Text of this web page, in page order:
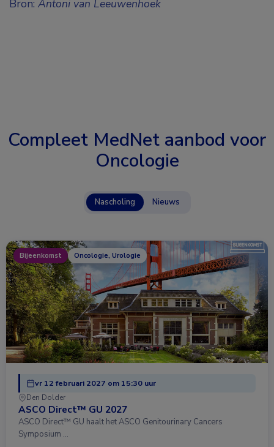
Bron: Antoni van Leeuwenhoek
Compleet MedNet aanbod voor
Oncologie
Nascholing Nieuws
Bijeenkomst Oncologie, Urologie
vr 12 februari 2027 om 15:30 uur
Den Dolder
ASCO Direct™ GU 2027
ASCO Direct™ GU haalt het ASCO Genitourinary Cancers
Symposium …